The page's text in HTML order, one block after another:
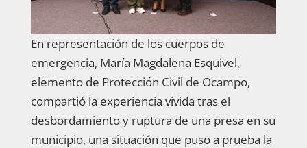
En representación de los cuerpos de
emergencia, María Magdalena Esquivel,
elemento de Protección Civil de Ocampo,
compartió la experiencia vivida tras el
desbordamiento y ruptura de una presa en su
municipio, una situación que puso a prueba la